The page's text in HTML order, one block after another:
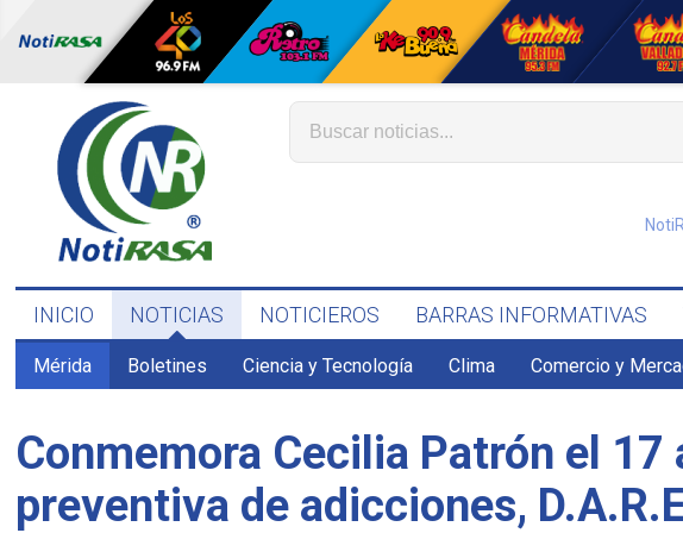
INICIO NOTICIAS NOTICIEROS BARRAS INFORMATIVAS
Mérida Boletines Ciencia y Tecnología Clima Comercio y
Conmemora Cecilia Patrón el
preventiva de adicciones,